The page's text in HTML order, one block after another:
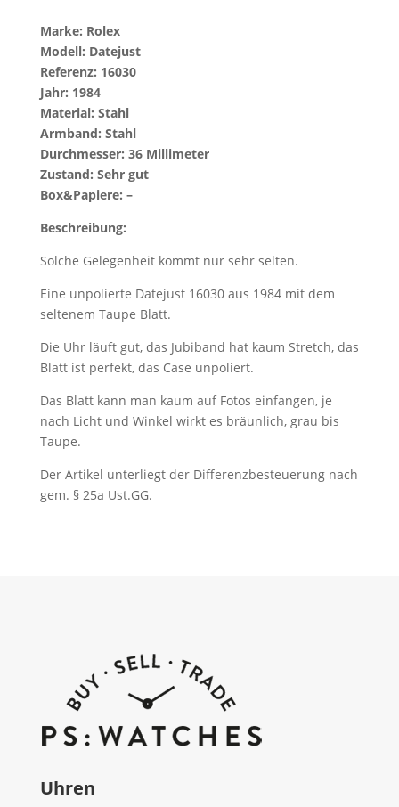
Marke: Rolex
Modell: Datejust
Referenz: 16030
Jahr: 1984
Material: Stahl
Armband: Stahl
Durchmesser: 36 Millimeter
Zustand: Sehr gut
Box&Papiere: –
Beschreibung:
Solche Gelegenheit kommt nur sehr selten.
Eine unpolierte Datejust 16030 aus 1984 mit dem
seltenem Taupe Blatt.
Die Uhr läuft gut, das Jubiband hat kaum Stretch, das
Blatt ist perfekt, das Case unpoliert.
Das Blatt kann man kaum auf Fotos einfangen, je
nach Licht und Winkel wirkt es bräunlich, grau bis
Taupe.
Der Artikel unterliegt der Differenzbesteuerung nach
gem. § 25a Ust.GG.
Uhren